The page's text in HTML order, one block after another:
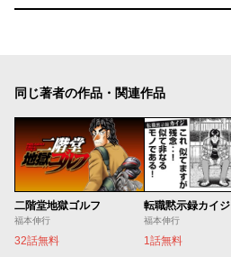
同じ著者の作品・関連作品
二階堂地獄ゴルフ
福本伸行
32話無料
転職黙示録カイジ
福本伸行
1話無料